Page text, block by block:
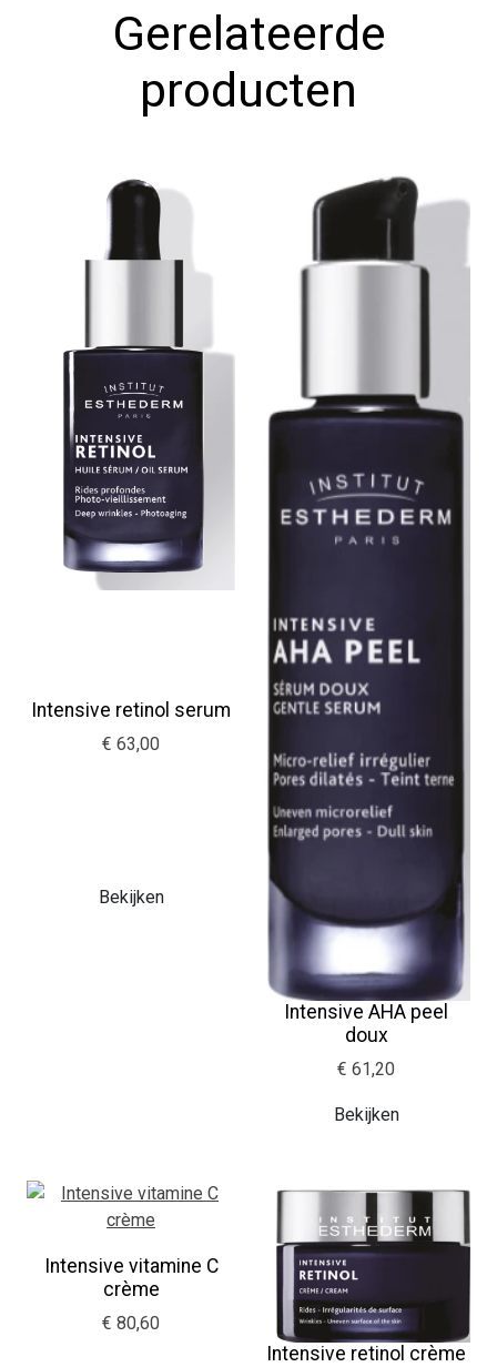
GEBRUIKSAANWIJZING
5 tot 15 minuten laten rusten, de patches wegnemen, niet
afspoelen, product restant uitsmeren. Voor een kuur van 1
maand: 3 keer per week tijdens de eerste 2 weken, dan 2
laten rusten, dan de oog contouren glad maken.
PRESENTATIE
Gerelateerde
producten
Intensive retinol serum
€ 63,00
Bekijken
Intensive AHA peel
doux
€ 61,20
Bekijken
Intensive vitamine C
crème
€ 80,60
Intensive retinol crème